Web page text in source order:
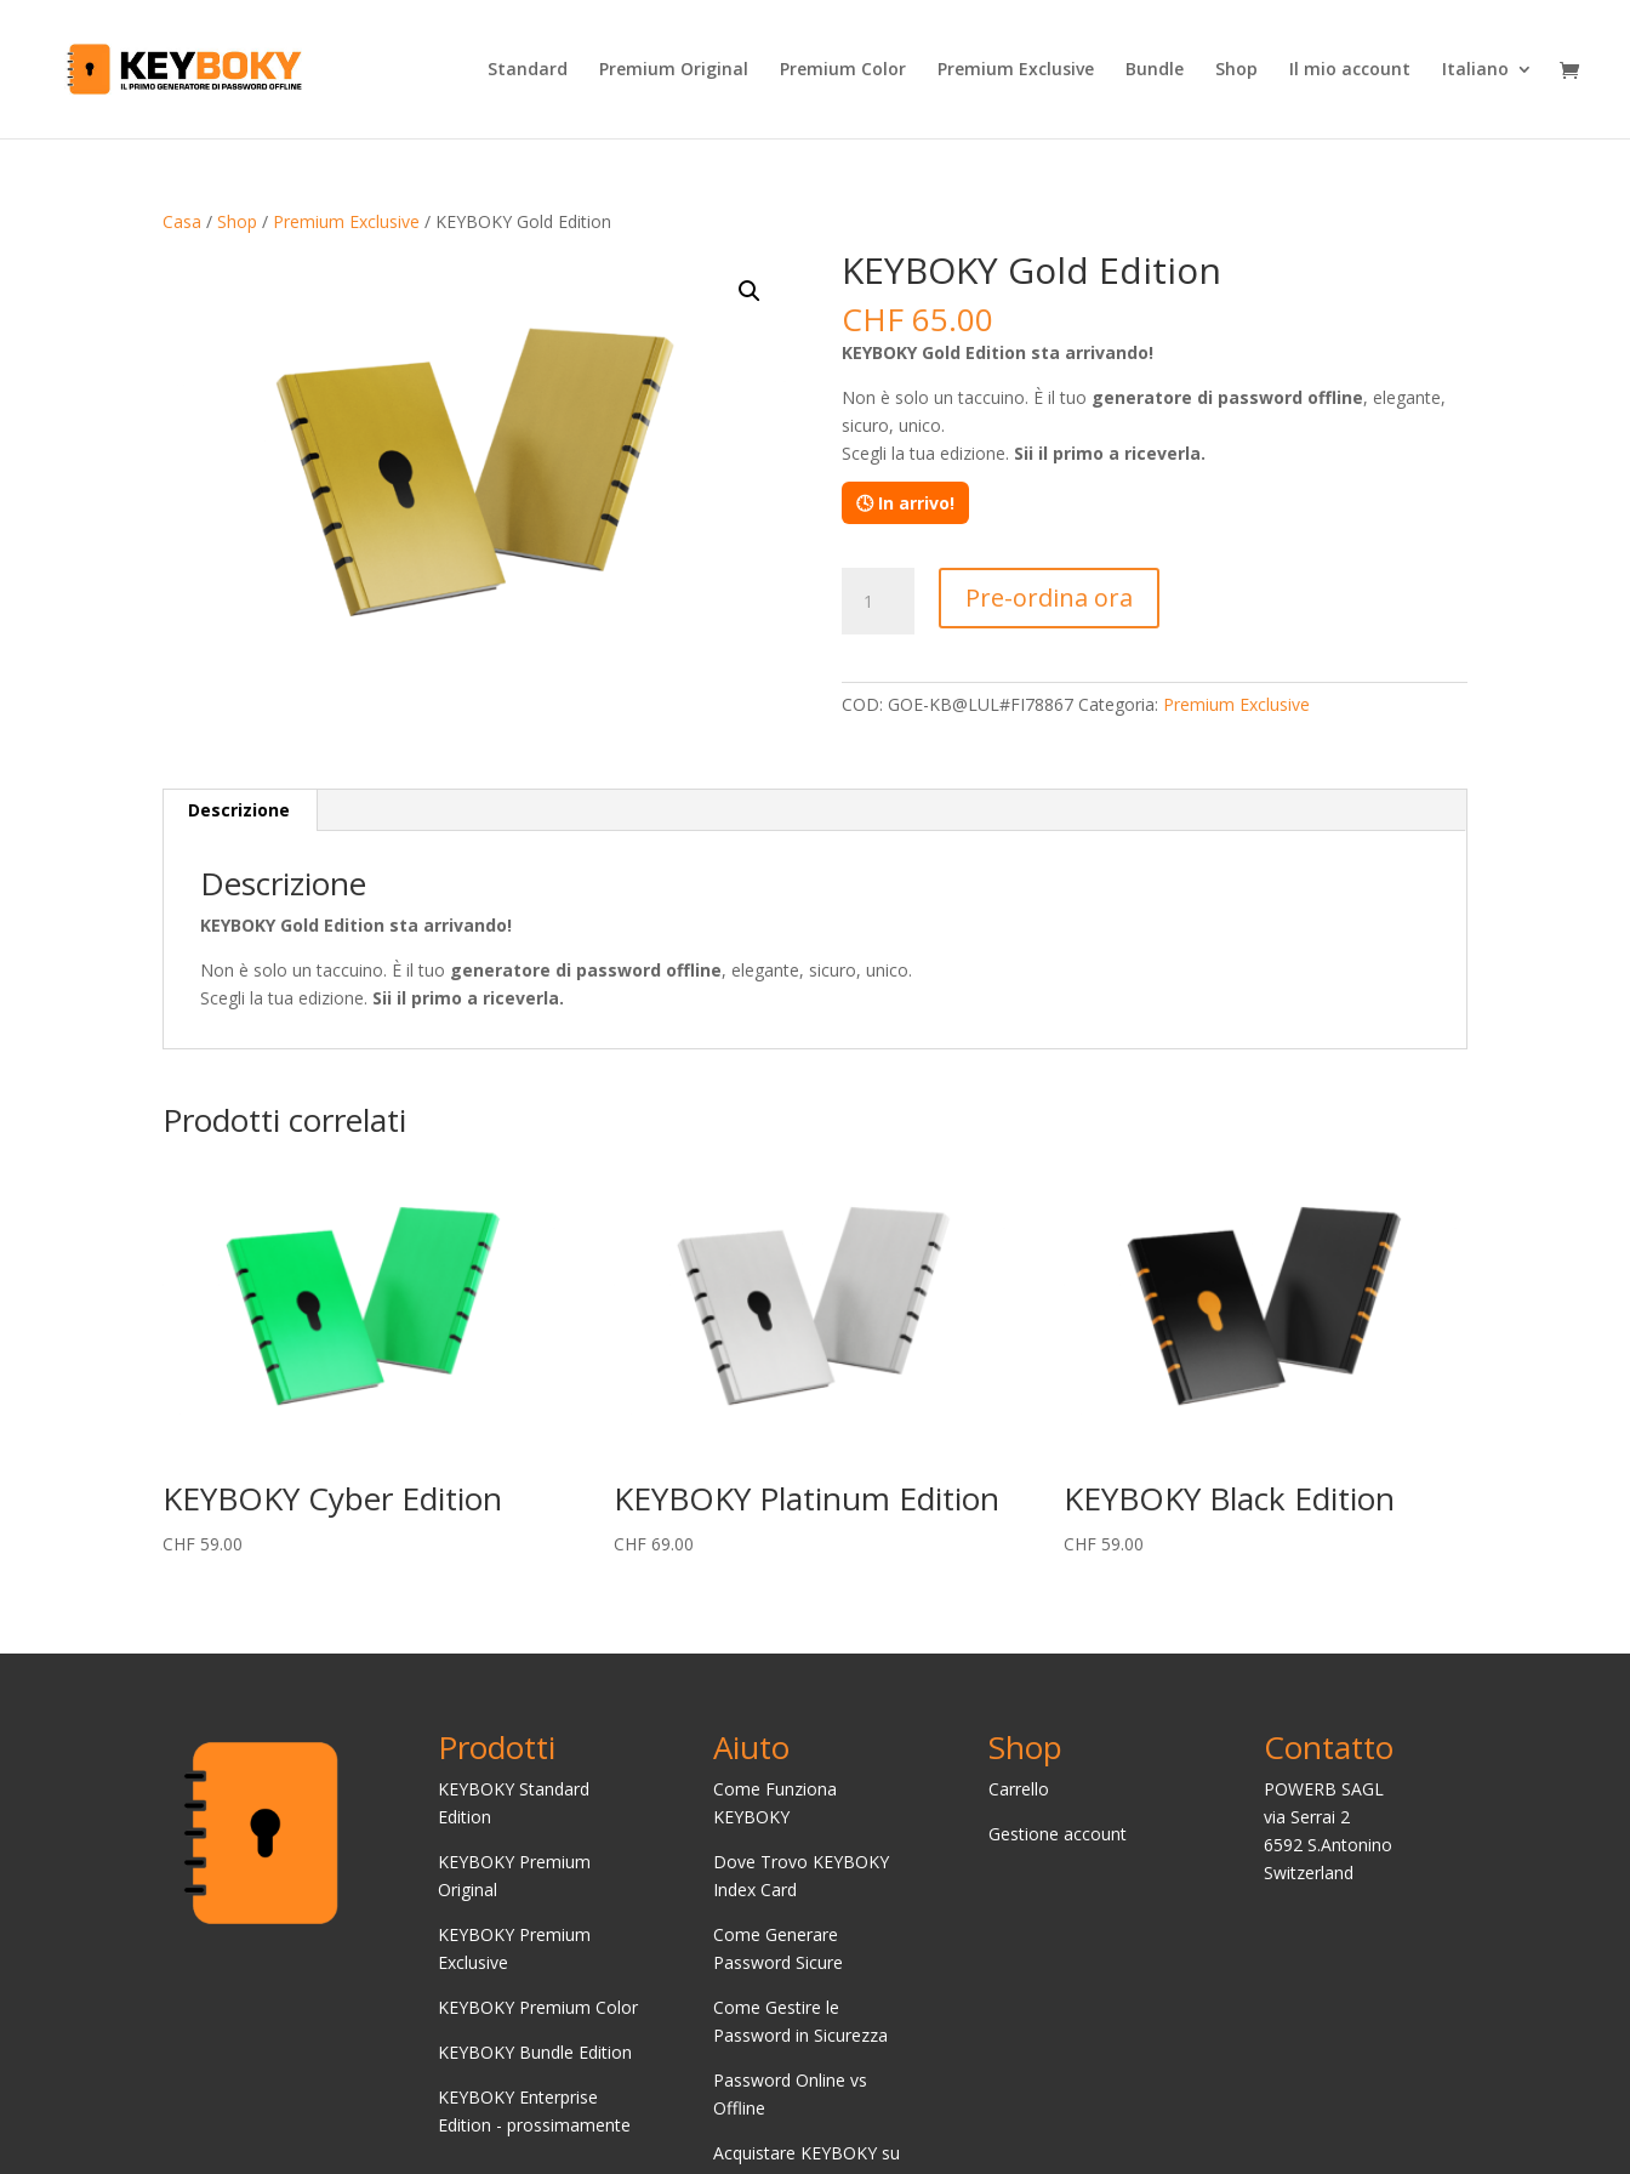
Standard Premium Original Premium Color Premium Exclusive Bundle Shop Il mio account Italiano
Casa /Shop / Premium Exclusive / KEYBOKY Gold Edition
KEYBOKY Gold Edition
CHF65.00
KEYBOKY Gold Edition sta arrivando!
Non è solo un taccuino. È il tuo generatore di password offline, elegante,
sicuro, unico.
Scegli la tua edizione. Sii il primo a riceverla.
🕓 In arrivo!
Gold
Pre-ordina ora
COD: GOE-KB@LUL#FI78867 Categoria: Premium Exclusive
Descrizione
Descrizione
KEYBOKY Gold Edition sta arrivando!
Non è solo un taccuino. È il tuo generatore di password offline, elegante, sicuro, unico.
Scegli la tua edizione. Sii il primo a riceverla.
Prodotti correlati
KEYBOKY Cyber Edition
CHF 59.00
KEYBOKY Platinum Edition
CHF69.00
KEYBOKY Black Edition
CHF 59.00
Prodotti
KEYBOKY Standard
Edition
KEYBOKY Premium
Original
KEYBOKY Premium
Exclusive
KEYBOKY Premium Color
KEYBOKY Bundle Edition
KEYBOKY Enterprise
Edition - prossimamente
Aiuto
Come Funziona
KEYBOKY
Dove Trovo KEYBOKY
Index Card
Come Generare
Password Sicure
Come Gestire le
Password in Sicurezza
Password Online vs
Offline
Acquistare KEYBOKY su
Shop
Carrello
Gestione account
Contatto
POWERB SAGL
via Serrai 2
6592 S.Antonino
Switzerland